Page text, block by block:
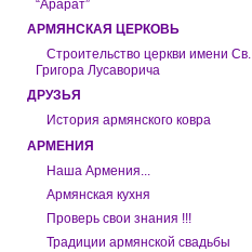
“Арарат”
АРМЯНСКАЯ ЦЕРКОВЬ
Строительство церкви имени Св.
Григора Лусаворича
ДРУЗЬЯ
История армянского ковра
АРМЕНИЯ
Наша Армения...
Армянская кухня
Проверь свои знания !!!
Традиции армянской свадьбы